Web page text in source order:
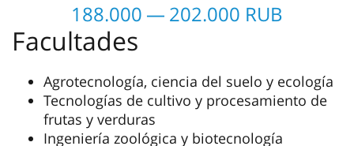
188.000 — 202.000 RUB
Facultades
Agrotecnología, ciencia del suelo y ecología
Tecnologías de cultivo y procesamiento de
frutas y verduras
Ingeniería zoológica y biotecnología